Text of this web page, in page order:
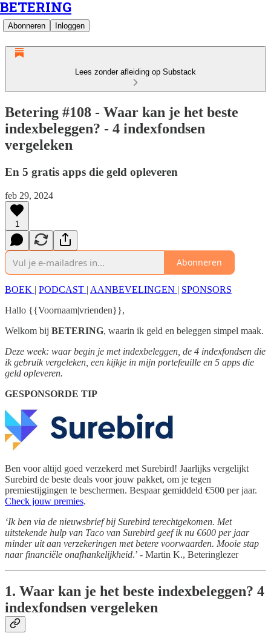
BETERING
Abonneren Inloggen
Lees zonder afleiding op Substack
Betering #108 - Waar kan je het beste
indexbeleggen? - 4 indexfondsen
vergeleken
En 5 gratis apps die geld opleveren
feb 29, 2024
1
Abonneren
BOEK | PODCAST | AANBEVELINGEN | SPONSORS
Hallo {{Voornaam|vrienden}},
Welkom bij BETERING, waarin ik geld en beleggen simpel maak.
Deze week: waar begin je met indexbeleggen, de 4 indexfondsen die
ik gebruik vergeleken, een kijkje in mijn portefeuille en 5 apps die
geld opleveren.
GESPONSORDE TIP
Ben voor altijd goed verzekerd met Surebird! Jaarlijks vergelijkt
Surebird de beste deals voor jouw pakket, om je tegen
premiestijgingen te beschermen. Bespaar gemiddeld €500 per jaar.
Check jouw premies.
‘Ik ben via de nieuwsbrief bij Surebird terechtgekomen. Met
uitstekende hulp van Taco van Surebird geef ik nu €600 per jaar
minder uit aan verzekeringen met betere voorwaarden. Mooie stap
naar financiële onafhankelijkheid.’ - Martin K., Beteringlezer
1. Waar kan je het beste indexbeleggen? 4
indexfondsen vergeleken